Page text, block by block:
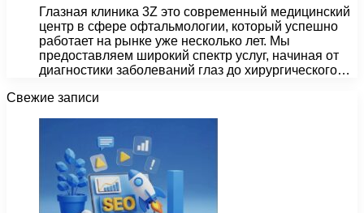
Глазная клиника 3Z это современный медицинский
центр в сфере офтальмологии, который успешно
работает на рынке уже несколько лет. Мы
предоставляем широкий спектр услуг, начиная от
диагностики заболеваний глаз до хирургического…
Свежие записи